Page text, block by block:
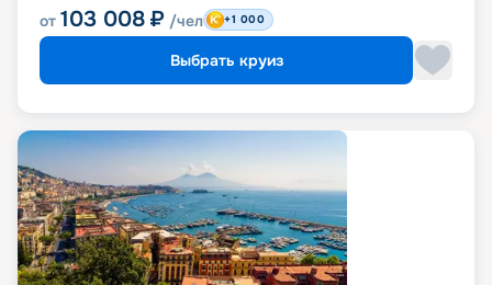
от 103 008 ₽ /чел +1 000
Выбрать круиз